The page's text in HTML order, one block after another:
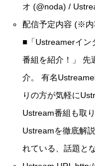
オ (@noda) /
配信予定内容 (※内
■「Ustreamerイン
番組を紹介！」 先
介。 有名
りの方が気軽に
Ustream番組も取
Ustreamを徹底解
れている、話題と